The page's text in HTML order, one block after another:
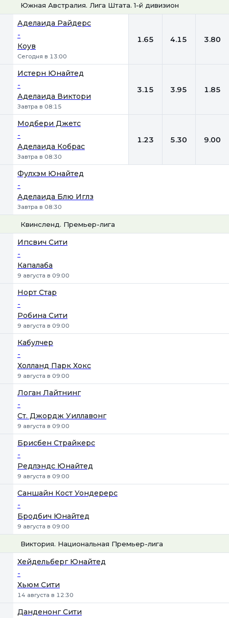
Южная Австралия. Лига Штата. 1-й дивизион
Аделаида Райдерс
-
Коув
Сегодня в 13:00
1.65 4.15 3.80
Истерн Юнайтед
-
Аделаида Виктори
Завтра в 08:15
3.15 3.95 1.85
Модбери Джетс
-
Аделаида Кобрас
Завтра в 08:30
1.23 5.30 9.00
Фулхэм Юнайтед
-
Аделаида Блю Иглз
Завтра в 08:30
Квинсленд. Премьер-лига
Ипсвич Сити
-
Капалаба
9 августа в 09:00
Норт Стар
-
Робина Сити
9 августа в 09:00
Кабулчер
-
Холланд Парк Хокс
9 августа в 09:00
Логан Лайтнинг
-
Ст. Джордж Уиллавонг
9 августа в 09:00
Брисбен Страйкерс
-
Редлэндс Юнайтед
9 августа в 09:00
Саншайн Кост Уондерерс
-
Бродбич Юнайтед
9 августа в 09:00
Виктория. Национальная Премьер-лига
Хейдельберг Юнайтед
-
Хьюм Сити
14 августа в 12:30
Данденонг Сити